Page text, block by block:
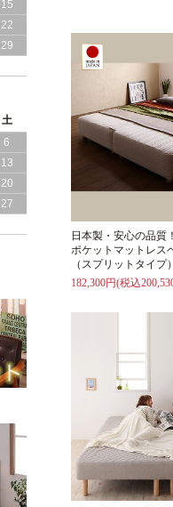
日本製・安心の品質
ポケットマットレス
（スプリットタイプ）
182,300円(税込
グ
き
15
22
29
土
6
13
20
27